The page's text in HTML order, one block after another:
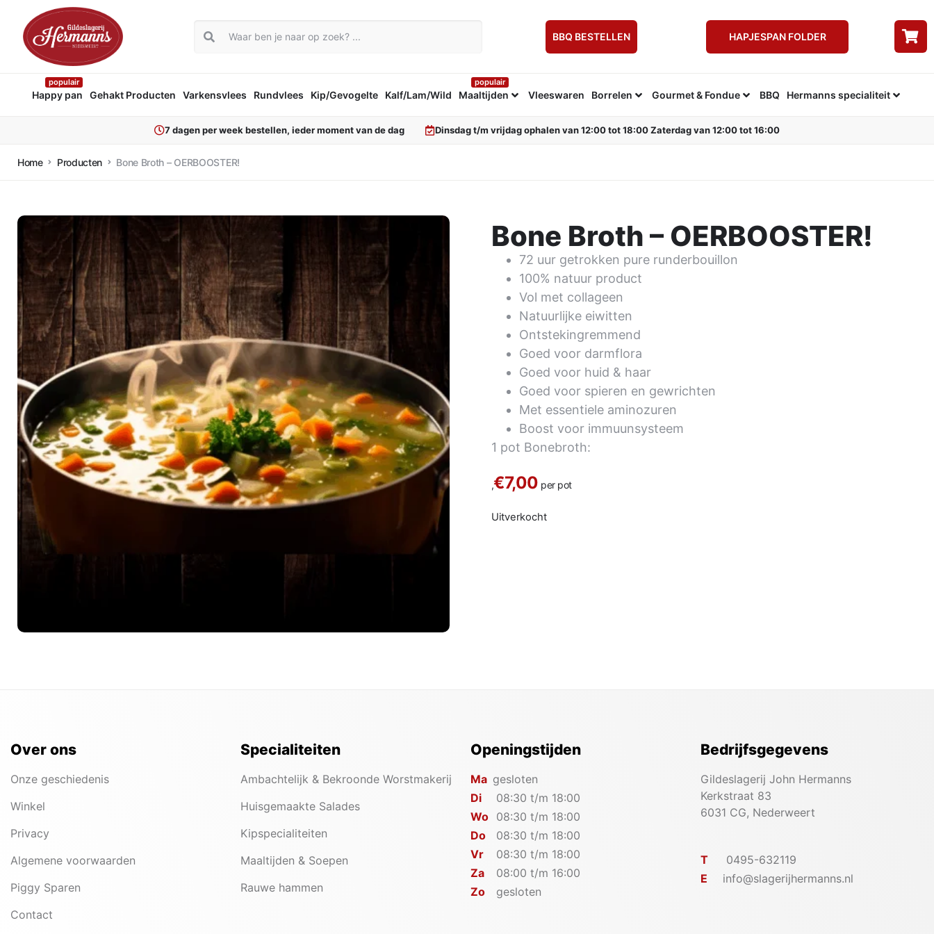
BBQ BESTELLEN HAPJESPAN FOLDER
Happy pan
populair
Gehakt Producten Varkensvlees Rundvlees Kip/Gevogelte Kalf/Lam/Wild Maaltijden
populair
Vleeswaren Borrelen Gourmet & Fondue BBQ Hermanns specialiteit
7 dagen per week bestellen, ieder moment van de dag Dinsdag t/m vrijdag ophalen van 12:00 tot 18:00 Zaterdag van 12:00 tot 16:00
Home Producten Bone Broth – OERBOOSTER!
Bone Broth – OERBOOSTER!
72 uur getrokken pure runderbouillon
100% natuur product
Vol met collageen
Natuurlijke eiwitten
Ontstekingremmend
Goed voor darmflora
Goed voor huid & haar
Goed voor spieren en gewrichten
Met essentiele aminozuren
Boost voor immuunsysteem
1 pot Bonebroth:
,€7,00 per pot
Uitverkocht
Over ons
Onze geschiedenis
Winkel
Privacy
Algemene voorwaarden
Piggy Sparen
Contact
Specialiteiten
Ambachtelijk & Bekroonde Worstmakerij
Huisgemaakte Salades
Kipspecialiteiten
Maaltijden & Soepen
Rauwe hammen
Openingstijden
Ma gesloten
Di
08:30 t/m 18:00
Wo 08:30 t/m 18:00
Do
08:30 t/m 18:00
Vr
08:30 t/m 18:00
Za
08:00 t/m 16:00
Zo
gesloten
Bedrijfsgegevens
Gildeslagerij John Hermanns
Kerkstraat 83
6031 CG, Nederweert
T
0495-632119
E
info@slagerijhermanns.nl